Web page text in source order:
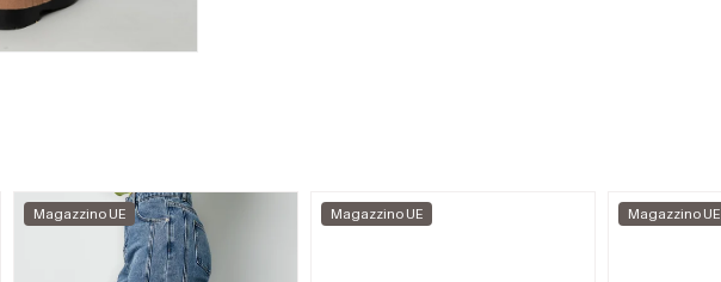
Magazzino UE Magazzino UE Magazzino UE